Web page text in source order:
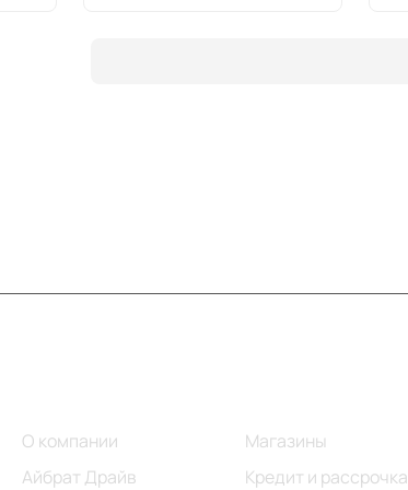
О компании
Айбрат Драйв
Магазины
Кредит и рассрочка